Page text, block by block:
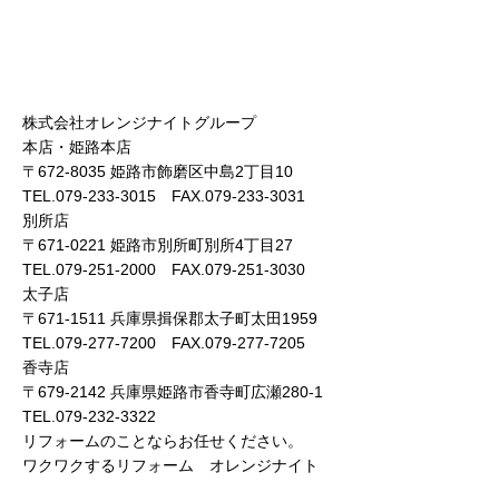
株式会社オレンジナイトグループ
本店・姫路本店
〒672-8035 姫路市飾磨区中島2丁目10
TEL.079-233-3015 FAX.079-233-3031
別所店
〒671-0221 姫路市別所町別所4丁目27
TEL.079-251-2000 FAX.079-251-3030
太子店
〒671-1511 兵庫県揖保郡太子町太田1959
TEL.079-277-7200 FAX.079-277-7205
香寺店
〒679-2142 兵庫県姫路市香寺町広瀬280-1
TEL.079-232-3322
リフォームのことならお任せください。
ワクワクするリフォーム オレンジナイト